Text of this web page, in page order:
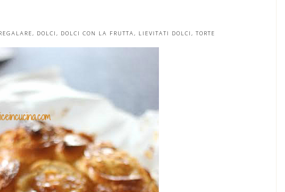
, DOLCI , DOLCI CON LA FRUTTA , LIEVITATI DOLCI , TORTE